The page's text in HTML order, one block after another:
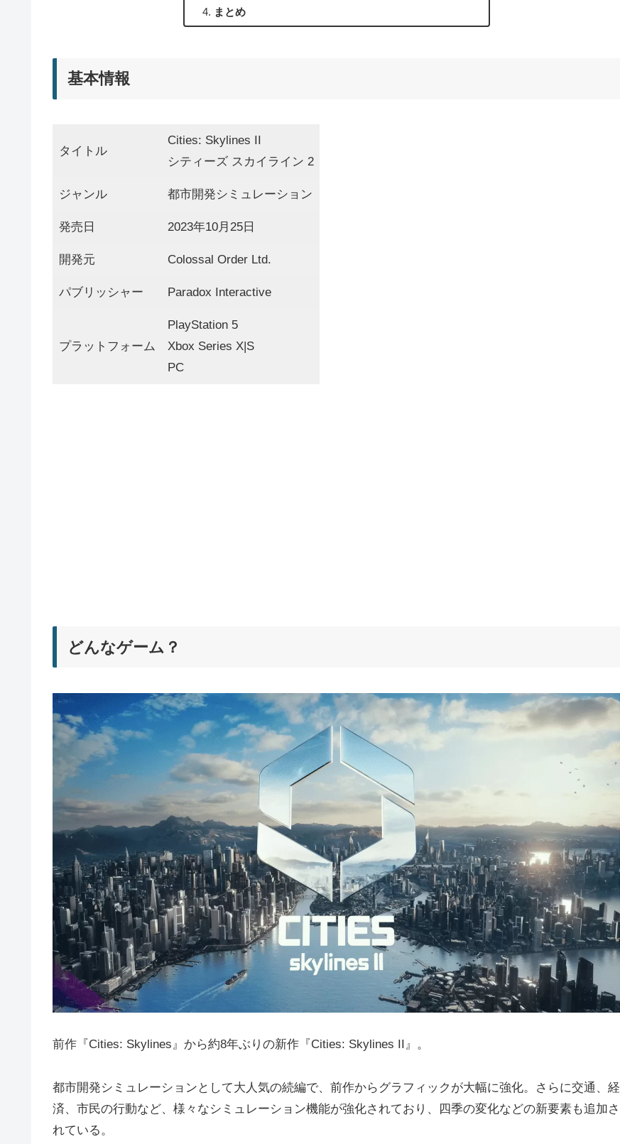
まとめ
基本情報
タイトル
Cities: Skylines II
シティーズ スカイライン 2
ジャンル 都市開発シミュレーション
発売日 2023年10月25日
開発元 Colossal Order Ltd.
パブリッシャー Paradox Interactive
プラットフォーム
PlayStation 5
Xbox Series X|S
PC
どんなゲーム？
前作『Cities: Skylines』から約8年ぶりの新作『Cities: Skylines II』。
都市開発シミュレーションとして大人気の続編で、前作からグラフィックが大幅に強化。さらに交通、経
済、市民の行動など、様々なシミュレーション機能が強化されており、四季の変化などの新要素も追加さ
れている。